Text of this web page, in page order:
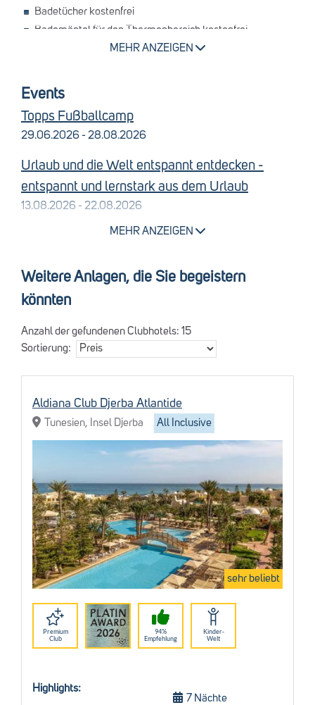
Badetücher kostenfrei
Bademäntel für den Thermenbereich kostenfrei
Wäscherei-Service gegen Gebühr
In Österreich besteht Vignettenpflicht. Sie erhalten jedoch
mit Ihren Reiseunterlagen vom Veranstalter einen
Voucher, den Sie in jeder deutschen ADAC
Aldiana Österreich
MEHR ANZEIGEN
Events
Topps Fußballcamp
29.06.2026 - 28.08.2026
Urlaub und die Welt entspannt entdecken -
entspannt und lernstark aus dem Urlaub
13.08.2026 - 22.08.2026
Wave Board Woch mit Petra
Nordic Walking mit Petra Hutera
24.08.2026 - 29.08.2026
Topps Fußballcamp
05.10.2026 - 16.10.2026
Fox
08.10.2026 - 17.10.2026
Dance Week mit Eva Hommel
Fußball Camp
19.10.2026 - 23.10.2026
Yoga Eventwoche mit Eva Hommel
24.10.2026 - 31.10.2026
Topps Fußballcamp
26.10.2026 - 30.10.2026
MEHR ANZEIGEN
Weitere Anlagen, die Sie begeistern
könnten
Anzahl der gefundenen Clubhotels: 15
Sortierung:
Aldiana Club Djerba Atlantide
Tunesien, Insel Djerba All Inclusive
sehr beliebt
Premium
Club
94%
Empfehlung
Kinder-
Welt
Highlights:
7 Nächte